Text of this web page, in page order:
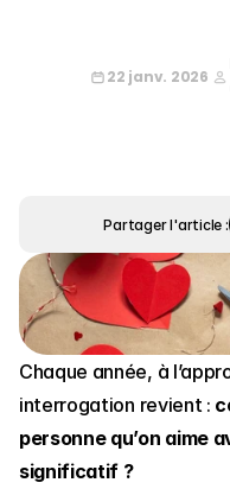
22 janv. 2026
Partager l'article :
Chaque année, à
interrogation revient :
personne qu’on aime
significatif ?